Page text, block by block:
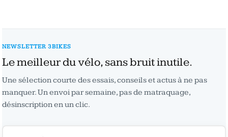
NEWSLETTER 3BIKES
Le meilleur du vélo, sans bruit inutile.
Une sélection courte des essais, conseils et actus à ne pas
manquer. Un envoi par semaine, pas de matraquage,
désinscription en un clic.